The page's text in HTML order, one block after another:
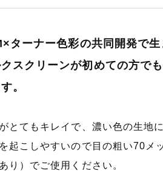
ターナー色彩の共同開発で生
スクリーンが初めての方で
。
とてもキレイで、濃い色の生地
起こしやすいので目の粗い70
り）でご使用ください。